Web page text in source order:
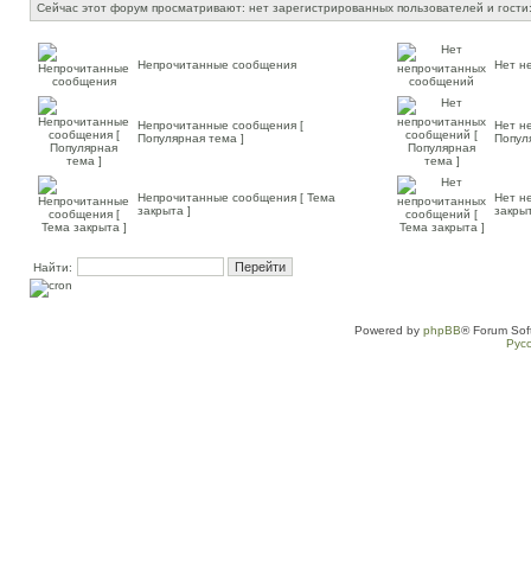
Сейчас этот форум просматривают: нет зарегистрированных пользователей и
Непрочитанные сообщения Нет
Непрочитанные сообщения [
Популярная тема ]
Нет
Непрочитанные сообщения [ Тема
закрыта ]
Нет
Найти:
Powered by phpBB® Forum